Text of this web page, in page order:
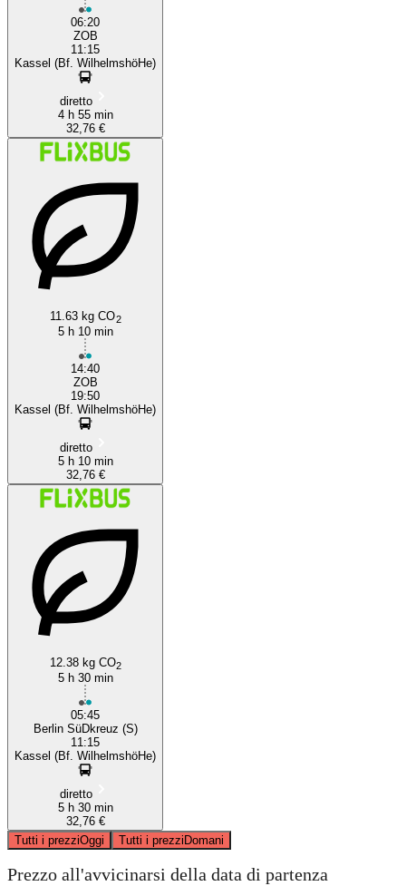
06:20
ZOB
11:15
Kassel (Bf. WilhelmshöHe)
diretto
4 h 55 min
32,76 €
11.63 kg CO2
5 h 10 min
14:40
ZOB
19:50
Kassel (Bf. WilhelmshöHe)
diretto
5 h 10 min
32,76 €
12.38 kg CO2
5 h 30 min
05:45
Berlin SüDkreuz (S)
11:15
Kassel (Bf. WilhelmshöHe)
diretto
5 h 30 min
32,76 €
Tutti i prezziOggi Tutti i prezziDomani
Prezzo all'avvicinarsi della data di partenza